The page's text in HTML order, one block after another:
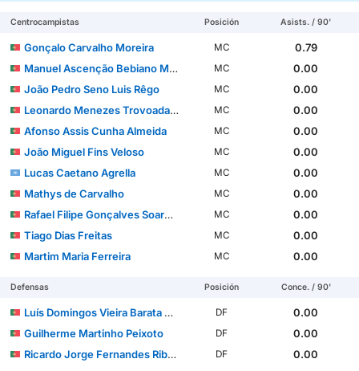
Centrocampistas Posición Asists. / 90'
Gonçalo Carvalho Moreira MC
0.79
Manuel Ascenção Bebiano Mendonça
MC
0.00
João Pedro Seno Luis Rêgo
MC
0.00
Leonardo Menezes Trovoada Cardoso
MC
0.00
Afonso Assis Cunha Almeida
MC
0.00
João Miguel Fins Veloso
MC
0.00
Lucas Caetano Agrella
MC
0.00
Mathys de Carvalho
MC
0.00
Rafael Filipe Gonçalves Soares Luís
MC
0.00
Tiago Dias Freitas
MC
0.00
Martim Maria Ferreira
MC 0.00
Defensas Posición Conce. / 90'
Luís Domingos Vieira Barata Gomes DF
0.00
Guilherme Martinho Peixoto
DF
0.00
Ricardo Jorge Fernandes Ribeiro
DF
0.00